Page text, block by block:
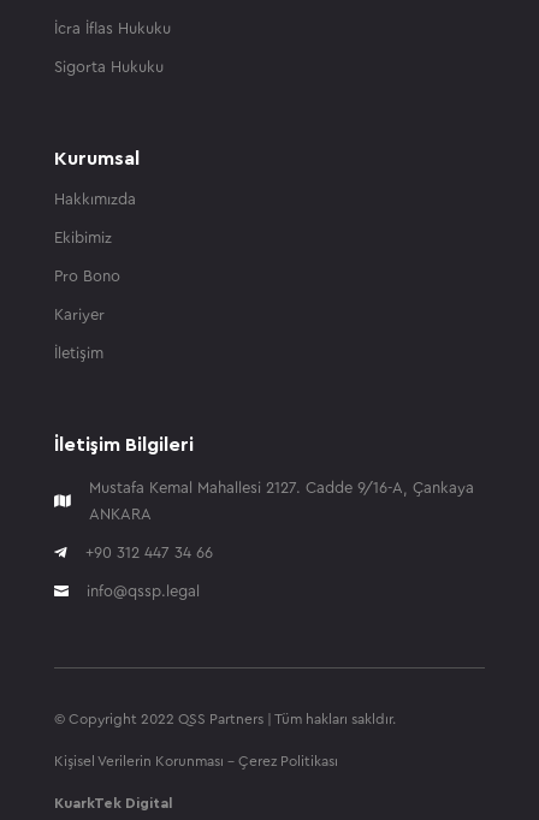
İcra İflas Hukuku
Sigorta Hukuku
Kurumsal
Hakkımızda
Ekibimiz
Pro Bono
Kariyer
İletişim
İletişim Bilgileri

Mustafa Kemal Mahallesi 2127. Cadde 9/16-A, Çankaya
ANKARA
 +90 312 447 34 66
 info@qssp.legal
© Copyright 2022 QSS Partners | Tüm hakları sakldır.
Kişisel Verilerin Korunması - Çerez Politikası
KuarkTek Digital